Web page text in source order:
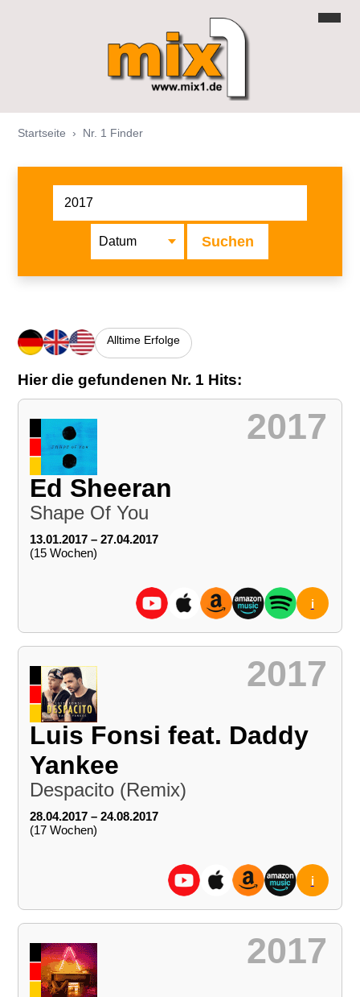
Startseite › Nr. 1 Finder
Suchen
Alltime Erfolge
Hier die gefundenen Nr. 1 Hits:
2017
Ed Sheeran
Shape Of You
13.01.2017 – 27.04.2017
(15 Wochen)
i
2017
Luis Fonsi feat. Daddy
Yankee
Despacito (Remix)
28.04.2017 – 24.08.2017
(17 Wochen)
i
2017